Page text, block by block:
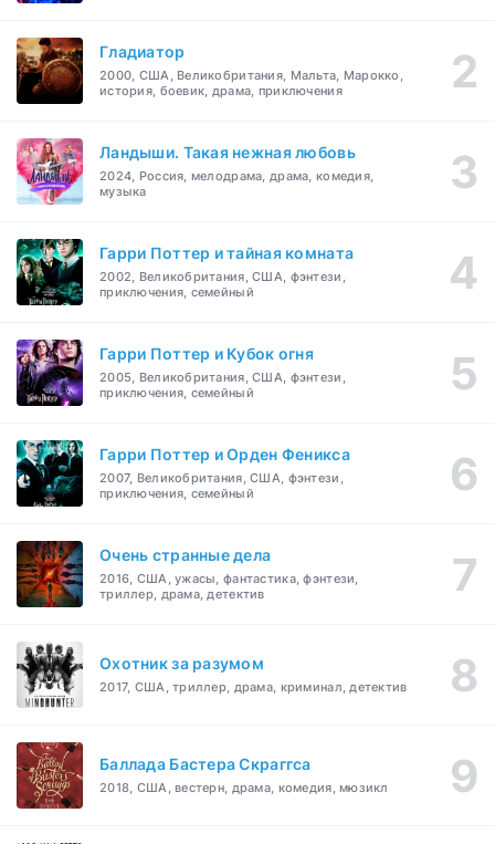
Гладиатор
2000, США, Великобритания, Мальта, Марокко,
история, боевик, драма, приключения
Ландыши. Такая нежная любовь
2024, Россия, мелодрама, драма, комедия,
музыка
Гарри Поттер и тайная комната
2002, Великобритания, США, фэнтези,
приключения, семейный
Гарри Поттер и Кубок огня
2005, Великобритания, США, фэнтези,
приключения, семейный
Гарри Поттер и Орден Феникса
2007, Великобритания, США, фэнтези,
приключения, семейный
Очень странные дела
2016, США, ужасы, фантастика, фэнтези,
триллер, драма, детектив
Охотник за разумом
2017, США, триллер, драма, криминал, детектив
Баллада Бастера Скраггса
2018, США, вестерн, драма, комедия, мюзикл